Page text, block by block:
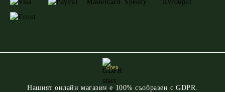
GDPR
Нашият онлайн магазин е 100% съобразен с GDPR.